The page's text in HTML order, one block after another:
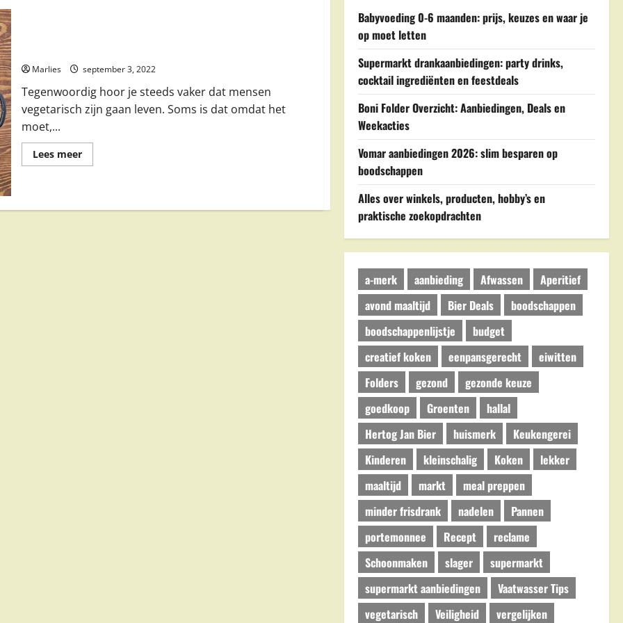
Marlies september 3, 2022
Tegenwoordig hoor je steeds vaker dat mensen
vegetarisch zijn gaan leven. Soms is dat omdat het
moet,...
Lees meerLees
meer
in
Babyvoeding 0-6 maanden: prijs, keuzes en waar je
op moet letten
Supermarkt drankaanbiedingen: party drinks,
cocktail ingrediënten en feestdeals
Boni Folder Overzicht: Aanbiedingen, Deals en
Weekacties
Vomar aanbiedingen 2026: slim besparen op
boodschappen
Alles over winkels, producten, hobby’s en
praktische zoekopdrachten
a-merk aanbieding Afwassen
Aperitief
avond maaltijd
Bier Deals
boodschappen
boodschappenlijstje
budget
creatief koken
eenpansgerecht
eiwitten
Folders
gezond
gezonde keuze
goedkoop
Groenten
hallal
Hertog Jan Bier
huismerk
Keukengerei
Kinderen
kleinschalig Koken
lekker
maaltijd
markt
meal preppen
minder frisdrank
nadelen
Pannen
portemonnee
Recept
reclame
Schoonmaken
slager
supermarkt
supermarkt aanbiedingen
Vaatwasser Tips
vegetarisch
Veiligheid
vergelijken